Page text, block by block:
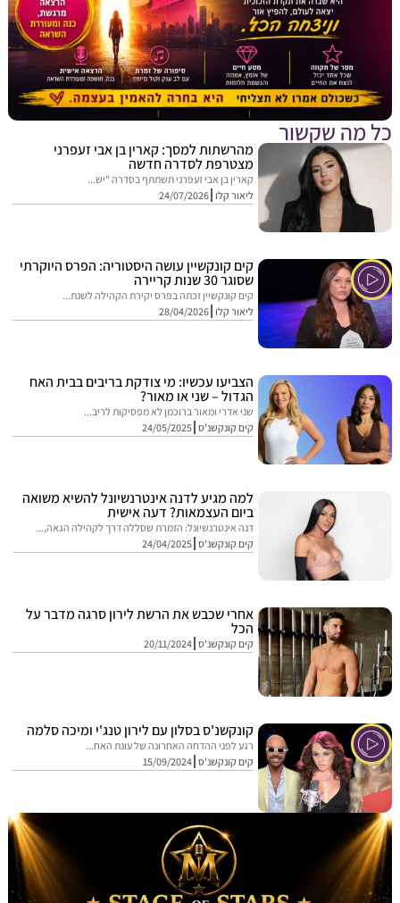
שקשור
מהרשתות למסך: קארין בן אבי זעפרני
מצטרפת לסדרה חדשה
קארין בן אבי זעפרני תשתתף בסדרה "יש...
ליאור קלו 24/07/2026
קים קונקשיין עושה היסטוריה: הפרס היוקרתי
שסוגר 30 שנות קריירה
קים קונקשיין זכתה בפרס יקירת הקהילה לשנת...
ליאור קלו 28/04/2026
הצביעו עכשיו: מי צודקת בריבים בבית האח
הגדול – שני או מאור?
שני אדרי ומאור ברוכמן לא מפסיקות לריב...
קים קונקשנ'ס 24/05/2025
למה מגיע לדנה אינטרנשיונל להשיא משואה
ביום העצמאות? דעה אישית
דנה אינטרנשיונל: הזמרת שסללה דרך לקהילה הגאה,...
קים קונקשנ'ס 24/04/2025
אחרי שכבש את הרשת לירון סרגה מדבר על
הכל
קים קונקשנ'ס 20/11/2024
קונקשנ'ס בסלון עם לירון טנג'י ומיכה סלמה
רגע לפני ההדחה האחרונה של עונת האח...
קים קונקשנ'ס 15/09/2024